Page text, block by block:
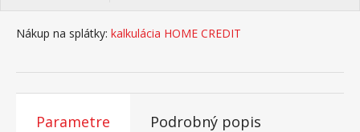
Nákup na splátky: kalkulácia HOME CREDIT
Parametre Podrobný popis